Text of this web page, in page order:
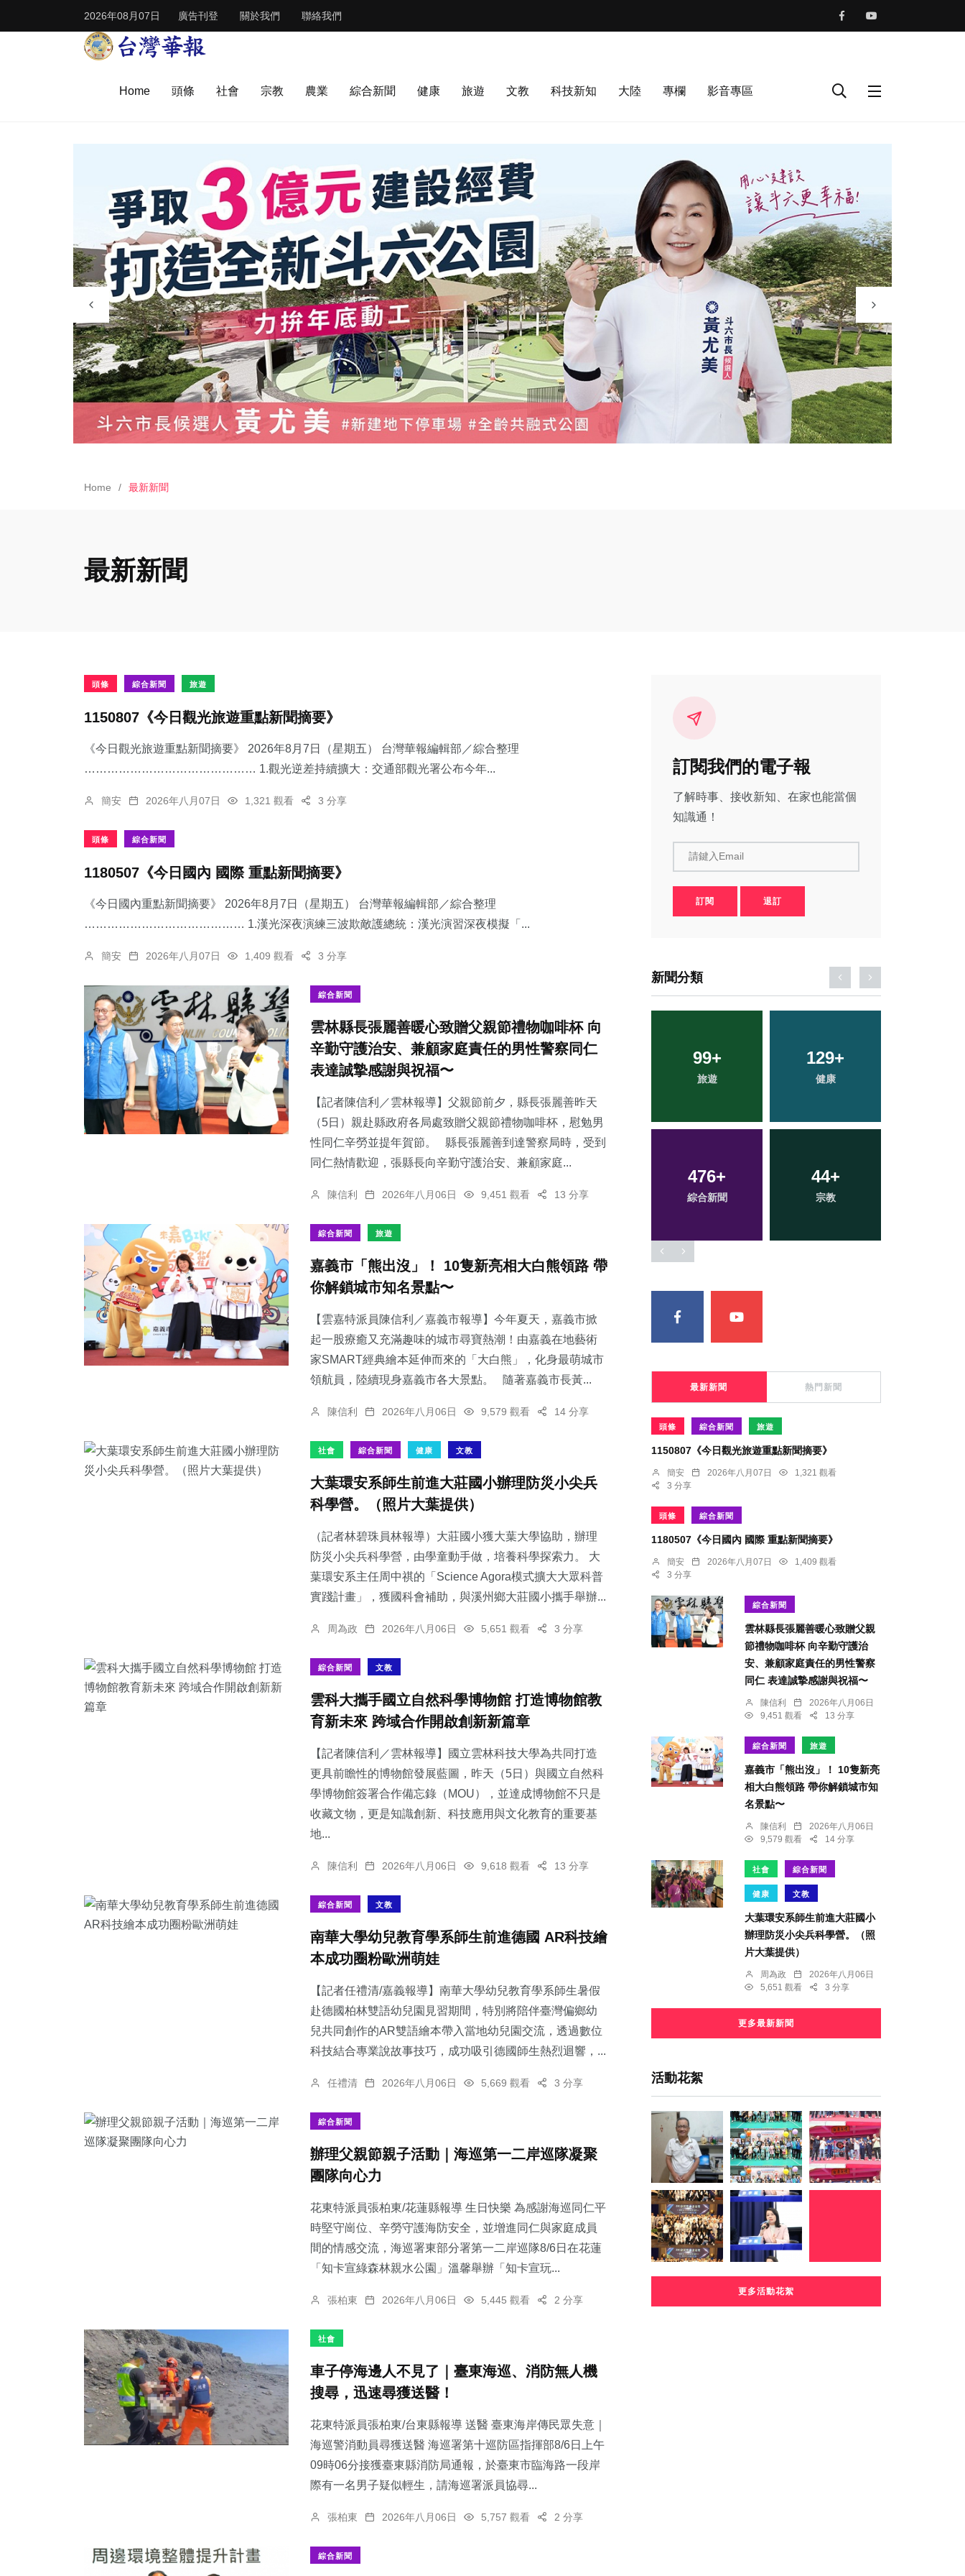
2026年08月07日 廣告刊登 關於我們 聯絡我們
Home 頭條 社會 宗教 農業 綜合新聞 健康 旅遊 文教 科技新知 大陸 專欄 影音專區
Home 最新新聞
最新新聞
頭條 綜合新聞 旅遊
1150807《今日觀光旅遊重點新聞摘要》
《今日觀光旅遊重點新聞摘要》 2026年8月7日（星期五） 台灣華報編輯部／綜合整理
……………………………………… 1.觀光逆差持續擴大：交通部觀光署公布今年...
簡安 2026年八月07日 1,321 觀看 3 分享
頭條 綜合新聞
1180507《今日國內 國際 重點新聞摘要》
《今日國內重點新聞摘要》 2026年8月7日（星期五） 台灣華報編輯部／綜合整理
…………………………………… 1.漢光深夜演練三波欺敵護總統：​漢光演習深夜模擬「...
簡安 2026年八月07日 1,409 觀看 3 分享
綜合新聞
雲林縣長張麗善暖心致贈父親節禮物咖啡杯 向
辛勤守護治安、兼顧家庭責任的男性警察同仁
表達誠摯感謝與祝福〜
【記者陳信利／雲林報導】父親節前夕，縣長張麗善昨天
（5日）親赴縣政府各局處致贈父親節禮物咖啡杯，慰勉男
性同仁辛勞並提年賀節。 縣長張麗善到達警察局時，受到
同仁熱情歡迎，張縣長向辛勤守護治安、兼顧家庭...
陳信利 2026年八月06日 9,451 觀看 13 分享
綜合新聞 旅遊
嘉義市「熊出沒」！ 10隻新亮相大白熊領路 帶
你解鎖城市知名景點〜
【雲嘉特派員陳信利／嘉義市報導】今年夏天，嘉義市掀
起一股療癒又充滿趣味的城市尋寶熱潮！由嘉義在地藝術
家SMART經典繪本延伸而來的「大白熊」，化身最萌城市
領航員，陸續現身嘉義市各大景點。 隨著嘉義市長黃...
陳信利 2026年八月06日 9,579 觀看 14 分享
社會 綜合新聞 健康 文教
大葉環安系師生前進大莊國小辦理防災小尖兵
科學營。（照片大葉提供）
（記者林碧珠員林報導）大莊國小獲大葉大學協助，辦理
防災小尖兵科學營，由學童動手做，培養科學探索力。 大
葉環安系主任周中祺的「Science Agora模式擴大大眾科普
實踐計畫」，獲國科會補助，與溪州鄉大莊國小攜手舉辦...
周為政 2026年八月06日 5,651 觀看 3 分享
綜合新聞 文教
雲科大攜手國立自然科學博物館 打造博物館教
育新未來 跨域合作開啟創新新篇章
【記者陳信利／雲林報導】國立雲林科技大學為共同打造
更具前瞻性的博物館發展藍圖，昨天（5日）與國立自然科
學博物館簽署合作備忘錄（MOU），並達成博物館不只是
收藏文物，更是知識創新、科技應用與文化教育的重要基
地...
陳信利 2026年八月06日 9,618 觀看 13 分享
綜合新聞 文教
南華大學幼兒教育學系師生前進德國 AR科技繪
本成功圈粉歐洲萌娃
【記者任禮清/嘉義報導】南華大學幼兒教育學系師生暑假
赴德國柏林雙語幼兒園見習期間，特別將陪伴臺灣偏鄉幼
兒共同創作的AR雙語繪本帶入當地幼兒園交流，透過數位
科技結合專業說故事技巧，成功吸引德國師生熱烈迴響，...
任禮清 2026年八月06日 5,669 觀看 3 分享
綜合新聞
辦理父親節親子活動｜海巡第一二岸巡隊凝聚
團隊向心力
花東特派員張柏東/花蓮縣報導 生日快樂 為感謝海巡同仁平
時堅守崗位、辛勞守護海防安全，並增進同仁與家庭成員
間的情感交流，海巡署東部分署第一二岸巡隊8/6日在花蓮
「知卡宣綠森林親水公園」溫馨舉辦「知卡宣玩...
張柏東 2026年八月06日 5,445 觀看 2 分享
社會
車子停海邊人不見了｜臺東海巡、消防無人機
搜尋，迅速尋獲送醫！
花東特派員張柏東/台東縣報導 送醫 臺東海岸傳民眾失意｜
海巡警消動員尋獲送醫 海巡署第十巡防區指揮部8/6日上午
09時06分接獲臺東縣消防局通報，於臺東市臨海路一段岸
際有一名男子疑似輕生，請海巡署派員協尋...
張柏東 2026年八月06日 5,757 觀看 2 分享
綜合新聞
訂閱我們的電子報
了解時事、接收新知、在家也能當個
知識通！
請鍵入Email
訂閱 退訂
新聞分類
21 +
科技新知
1+
大陸
45+
農業
99+
旅遊
129+
健康
476+
綜合新聞
44+
宗教
142+
文教
21+
科技新知
33+
頭條
265+
社會
最新新聞 熱門新聞
頭條 綜合新聞 旅遊
1150807《今日觀光旅遊重點新聞摘要》
簡安 2026年八月07日
1,321 觀看
3 分享
頭條 綜合新聞
1180507《今日國內 國際 重點新聞摘要》
簡安 2026年八月07日
1,409 觀看
3 分享
綜合新聞
雲林縣長張麗善暖心致贈父親
節禮物咖啡杯 向辛勤守護治
安、兼顧家庭責任的男性警察
同仁 表達誠摯感謝與祝福〜
陳信利
2026年八月06日
9,451 觀看
13 分享
綜合新聞 旅遊
嘉義市「熊出沒」！ 10隻新亮
相大白熊領路 帶你解鎖城市知
名景點〜
陳信利
2026年八月06日
9,579 觀看
14 分享
社會 綜合新聞
健康 文教
大葉環安系師生前進大莊國小
辦理防災小尖兵科學營。（照
片大葉提供）
周為政
2026年八月06日
5,651 觀看
3 分享
更多最新新聞
活動花絮
更多活動花絮